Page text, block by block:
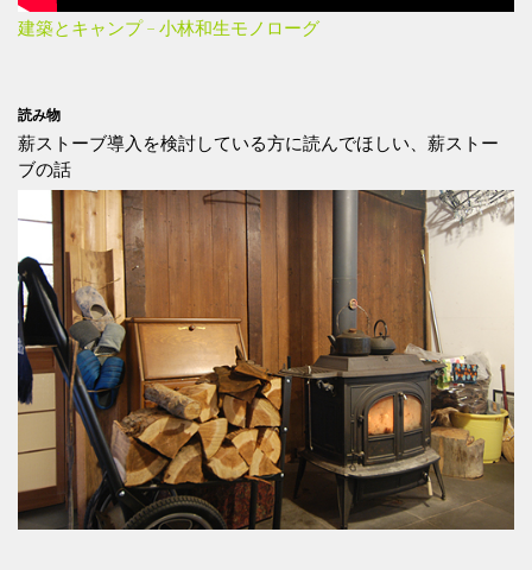
建築とキャンプ – 小林和生モノローグ
読み物
薪ストーブ導入を検討している方に読んでほしい、薪ストー
ブの話